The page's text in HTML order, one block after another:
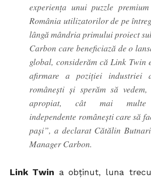
experiența unui puzzle
România utilizatorilor de pe
lângă mândria primului proiect
Carbon care beneficiază de o
global, considerăm că Link Twin
afirmare a poziției industriei
românești și sperăm să
apropiat, cât mai multe
independente românești care să
pași”, a declarat Cătălin
Manager Carbon.
Link Twin a obținut, luna